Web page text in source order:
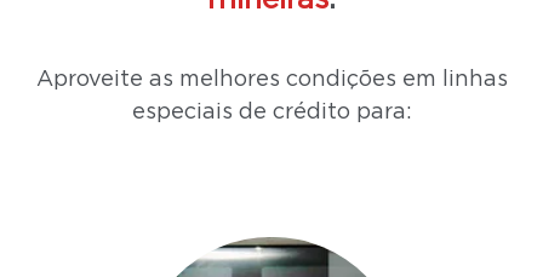
Aproveite as melhores condições em linhas
especiais de crédito para: